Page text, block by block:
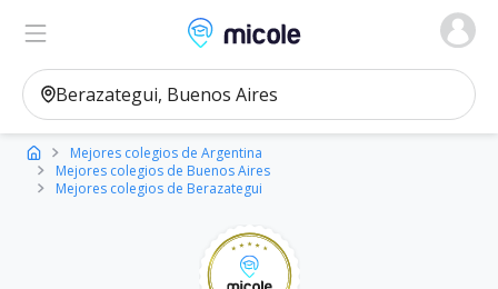
Micole, buscador de colegios
Ver en el mapa
Mejores colegios de Argentina
Mejores colegios de Buenos Aires
Mejores colegios de Berazategui